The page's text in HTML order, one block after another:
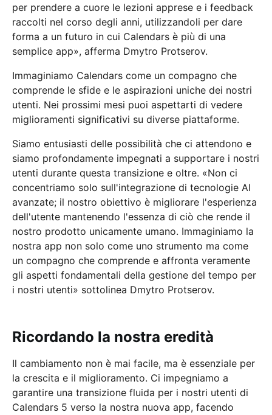
per prendere a cuore le lezioni apprese e i feedback
raccolti nel corso degli anni, utilizzandoli per dare
forma a un futuro in cui Calendars è più di una
semplice app», afferma Dmytro Protserov.
Immaginiamo Calendars come un compagno che
comprende le sfide e le aspirazioni uniche dei nostri
utenti. Nei prossimi mesi puoi aspettarti di vedere
miglioramenti significativi su diverse piattaforme.
Siamo entusiasti delle possibilità che ci attendono e
siamo profondamente impegnati a supportare i nostri
utenti durante questa transizione e oltre. «Non ci
concentriamo solo sull'integrazione di tecnologie AI
avanzate; il nostro obiettivo è migliorare l'esperienza
dell'utente mantenendo l'essenza di ciò che rende il
nostro prodotto unicamente umano. Immaginiamo la
nostra app non solo come uno strumento ma come
un compagno che comprende e affronta veramente
gli aspetti fondamentali della gestione del tempo per
i nostri utenti» sottolinea Dmytro Protserov.
Ricordando la nostra eredità
Il cambiamento non è mai facile, ma è essenziale per
la crescita e il miglioramento. Ci impegniamo a
garantire una transizione fluida per i nostri utenti di
Calendars 5 verso la nostra nuova app, facendo